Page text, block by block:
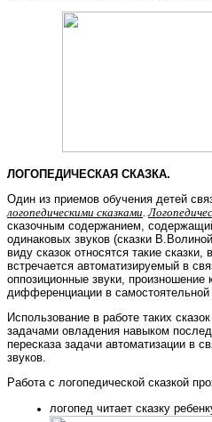
ЛОГОПЕДИЧЕСКАЯ СКАЗКА.
Один из приемов обучения детей
логопедическими сказками .
сказочным содержанием,
одинаковых звуков (сказки
виду сказок относятся такие сказки,
встречается автоматизируемый в
оппозиционные звуки, произношение
дифференциации в самостоятельной
Использование в работе таких
задачами овладения навыком
пересказа задачи автоматизации в
звуков.
Работа с логопедической сказкой
логопед читает сказку